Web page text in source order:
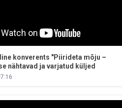
konverents "Piirideta mõju –
nähtavad ja varjatud küljed